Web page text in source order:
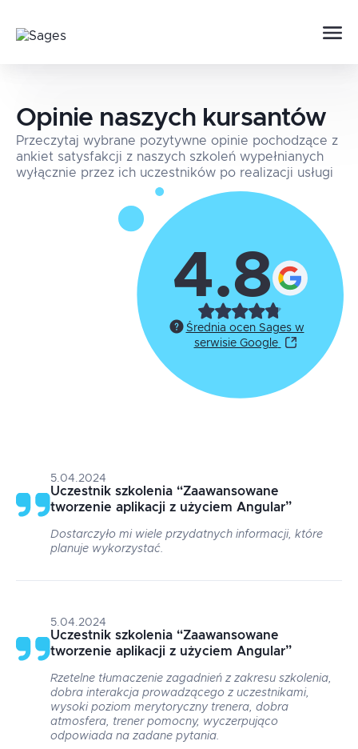
Opinie naszych kursantów
Przeczytaj wybrane pozytywne opinie pochodzące z
ankiet satysfakcji z naszych szkoleń wypełnianych
wyłącznie przez ich uczestników po realizacji usługi
4.8
Średnia ocen Sages w
serwisie Google
5.04.2024
Uczestnik szkolenia “Zaawansowane
tworzenie aplikacji z użyciem Angular”
Dostarczyło mi wiele przydatnych informacji, które
planuje wykorzystać.
5.04.2024
Uczestnik szkolenia “Zaawansowane
tworzenie aplikacji z użyciem Angular”
Rzetelne tłumaczenie zagadnień z zakresu szkolenia,
dobra interakcja prowadzącego z uczestnikami,
wysoki poziom merytoryczny trenera, dobra
atmosfera, trener pomocny, wyczerpująco
odpowiada na zadane pytania.